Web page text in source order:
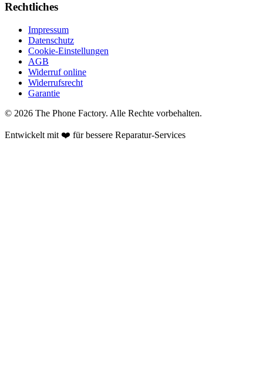
Rechtliches
Impressum
Datenschutz
Cookie-Einstellungen
AGB
Widerruf online
Widerrufsrecht
Garantie
© 2026 The Phone Factory. Alle Rechte vorbehalten.
Entwickelt mit ❤️ für bessere Reparatur-Services